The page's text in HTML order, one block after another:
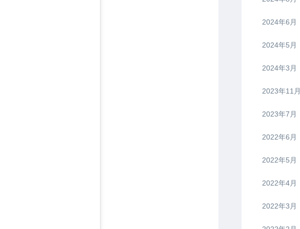
2024年6月
2024年5月
2024年3月
2023年11月
2023年7月
2022年6月
2022年5月
2022年4月
2022年3月